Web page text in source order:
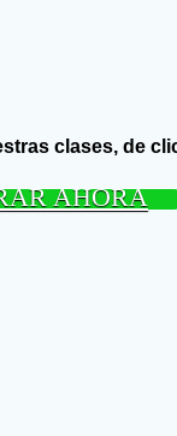
clases, de
AHORA